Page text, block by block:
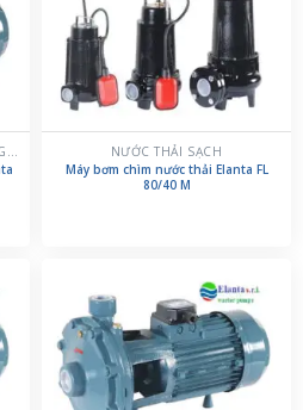
MÁY BƠM TRỤC NGANG HAI TẦNG CÁNH
NƯỚC THẢI SẠCH
Máy bơm chìm nước thải Elanta FL
80/40 M